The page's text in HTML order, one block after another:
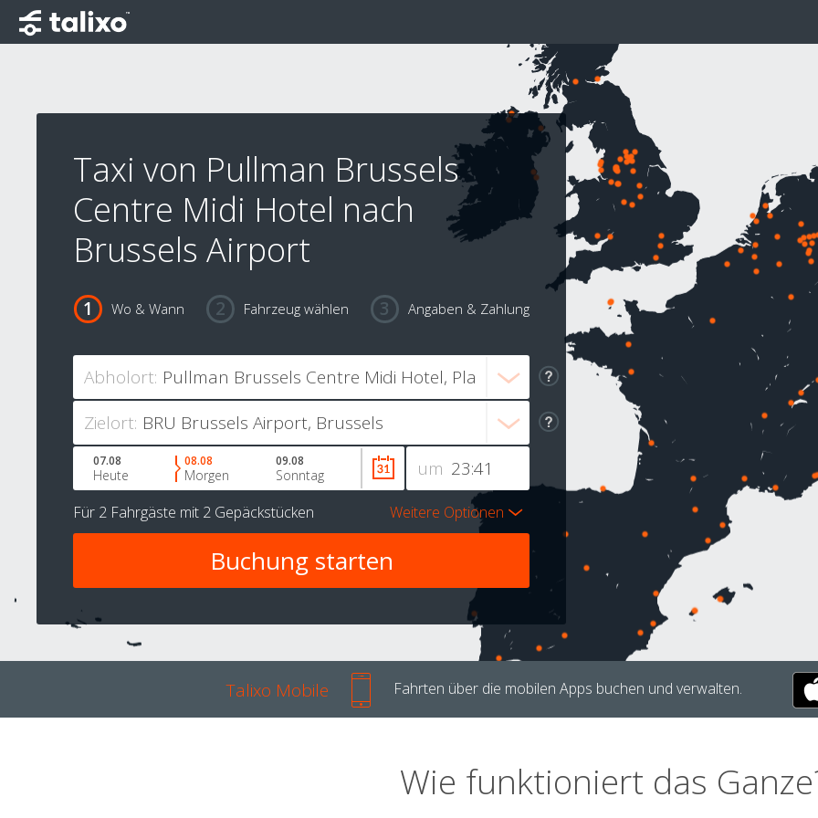
Taxi von Pullman Brussels
Centre Midi Hotel nach
Brussels Airport
Wo & Wann Fahrzeug wählen Angaben & Zahlung
Abholort:
Zielort:
um
07.08
Heute
08.08
Morgen
09.08
Sonntag
Für 2 Fahrgäste mit 2 Gepäckstücken Weitere Optionen
Talixo Mobile Fahrten über die mobilen Apps buchen und verwalten.
Wie funktioniert das